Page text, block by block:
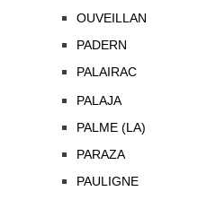
OUVEILLAN
PADERN
PALAIRAC
PALAJA
PALME (LA)
PARAZA
PAULIGNE